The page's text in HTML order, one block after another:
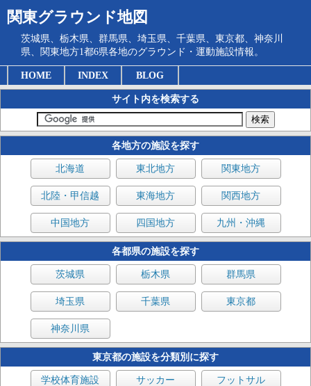
関東グラウンド地図
茨城県、栃木県、群馬県、埼玉県、千葉県、東京都、神奈川
県、関東地方1都6県各地のグラウンド・運動施設情報。
HOME INDEX BLOG
サイト内を検索する
各地方の施設を探す
北海道 東北地方 関東地方
北陸・甲信越 東海地方 関西地方
中国地方 四国地方 九州・沖縄
各都県の施設を探す
茨城県 栃木県 群馬県
埼玉県 千葉県 東京都
神奈川県
東京都の施設を分類別に探す
学校体育施設 サッカー フットサル